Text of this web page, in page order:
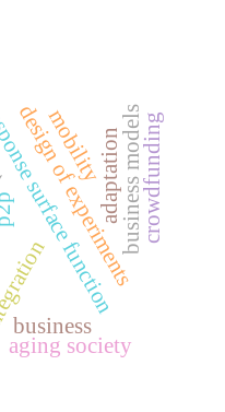
design of experiments
function
business
business models
aging society
adaptation crowdfunding
mobility